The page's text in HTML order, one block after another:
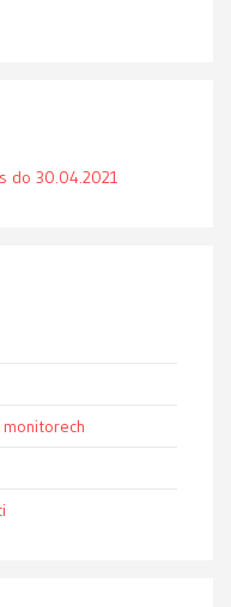
do 30.04.2021